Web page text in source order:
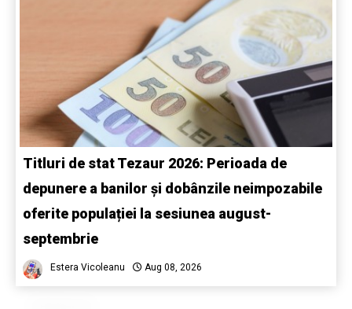
Titluri de stat Tezaur 2026: Perioada de
depunere a banilor și dobânzile neimpozabile
oferite populației la sesiunea august-
septembrie
Estera Vicoleanu Aug 08, 2026